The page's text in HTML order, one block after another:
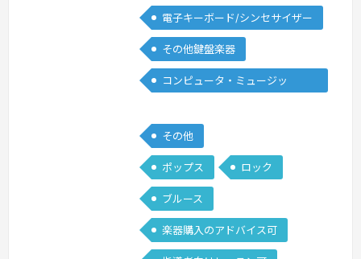
プ、スタジオミュージシャンなど本格的
プロ活動をスタート。音楽コンサルティ
ング、音楽ソフトウエア企画制作、音楽
教室運営、作編曲、プロデュース、国
内/海外デモンストレーション、研修、
電子キーボード/シンセサイザー
その他鍵盤楽器
コンピュータ・ミュージッ
その他
ポップス ロック
ブルース
楽器購入のアドバイス可